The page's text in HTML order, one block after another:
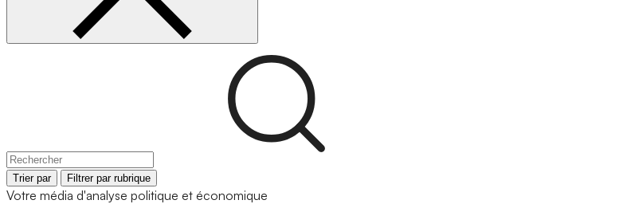
Trier par Filtrer par rubrique
Votre média d'analyse politique et économique